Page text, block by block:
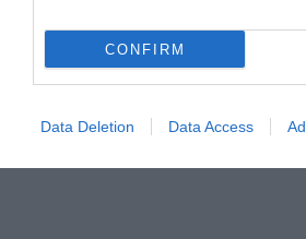
CONFIRM
Data Deletion Data Access